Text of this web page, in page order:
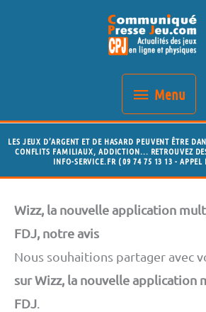
Menu
Menu
LES JEUX D’ARGENT ET DE HASARD PEUVENT ÊTRE
CONFLITS FAMILIAUX, ADDICTION... RETROUVEZ
INFO-SERVICE.FR ( 09 74 75 13 13 - APPEL
Wizz, la nouvelle application
FDJ, notre avis
Nous souhaitions partager avec
sur Wizz, la nouvelle application
FDJ